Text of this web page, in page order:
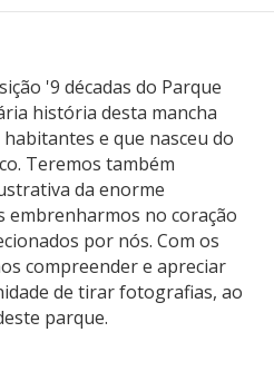
'9 décadas do Parque
história desta mancha
e que nasceu do
Teremos também
da enorme
embrenharmos no coração
por nós. Com os
compreender e apreciar
de tirar fotografias, ao
parque.